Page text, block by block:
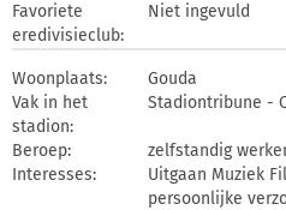
Favoriete
eredivisieclub:
Niet ingevuld
Woonplaats:
Gouda
Vak in het
stadion:
Stadiontribune -
Beroep:
zelfstandig
Interesses:
Uitgaan Muziek
persoonlijke